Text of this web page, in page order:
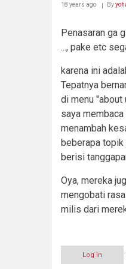
18 years ago By
Penasaran ga
..., pake etc
karena ini
Tepatnya
di menu "about
saya
menambah
beberapa topik
berisi
Oya, mereka
mengobati
milis dari
Log in